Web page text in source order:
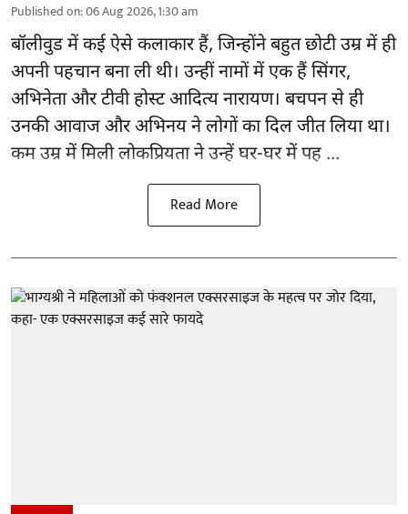
Published on:06 Aug 2026, 1:30 am
बॉलीवुडमें कई ऐसे कलाकार हैं, जिन्होंने बहुत छोटी उम्र में ही
अपनी पहचान बना ली थी। उन्हीं नामों में एक हैं सिंगर,
अभिनेता और टीवी होस्ट आदित्य नारायण। बचपन से ही
उनकी आवाज और अभिनय ने लोगों का दिल जीत लिया था।
कम उम्र में मिली लोकप्रियता ने उन्हें घर-घर में पह ...
Read More